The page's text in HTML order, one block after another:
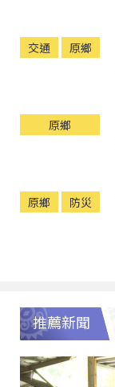
交通 原鄉
原鄉
原鄉 防災
推薦新聞